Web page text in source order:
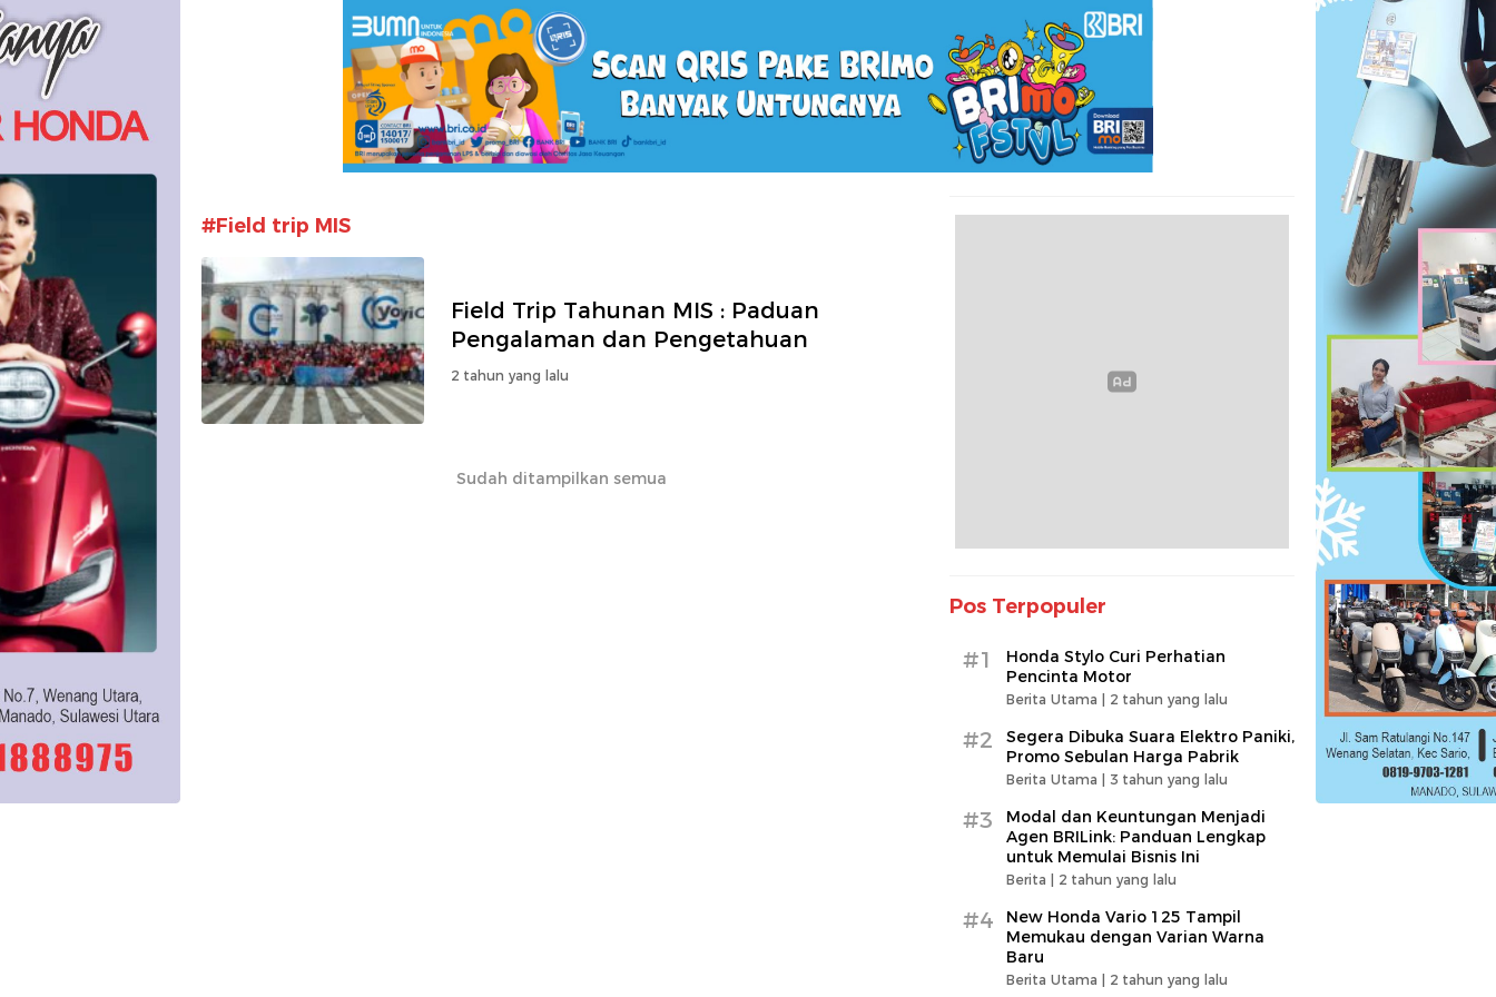
#Field trip MIS
Field Trip Tahunan MIS : Paduan
Pengalaman dan Pengetahuan
2 tahun yang lalu
Sudah ditampilkan semua
Pos Terpopuler
#1
Honda Stylo Curi Perhatian
Pencinta Motor
Berita Utama | 2 tahun yang lalu
#2
Segera Dibuka Suara Elektro Paniki,
Promo Sebulan Harga Pabrik
Berita Utama | 3 tahun yang lalu
#3
Modal dan Keuntungan Menjadi
Agen BRILink: Panduan Lengkap
untuk Memulai Bisnis Ini
Berita | 2 tahun yang lalu
#4
New Honda Vario 125 Tampil
Memukau dengan Varian Warna
Baru
Berita Utama | 2 tahun yang lalu